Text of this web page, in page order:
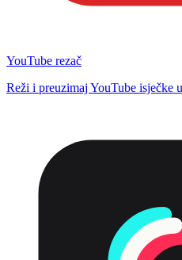
YouTube rezač
Reži i preuzimaj YouTube isječke